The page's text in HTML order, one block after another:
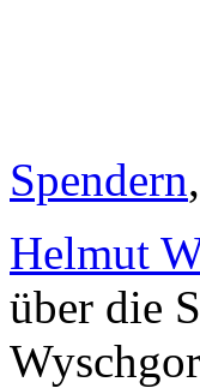
Spendern
Helmut
über die